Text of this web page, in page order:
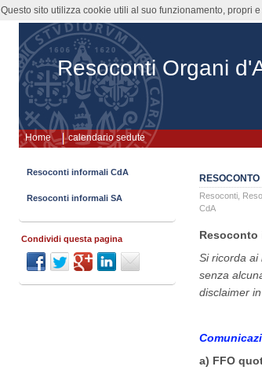
Resoconti Organi
Home calendario sedute
Resoconti
CdA
Resoconto
Si ricorda ai
senza
disclaimer
a) FFO
Resoconti informali CdA
Resoconti informali SA
Condividi questa pagina
Questo sito utilizza cookie utili al suo funzionamento, propri